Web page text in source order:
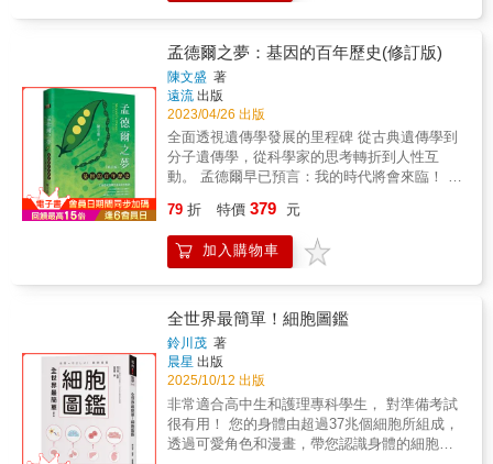
凡：雌性會慎重審視追求者、雄性必須搶地盤
才受青睞、布穀鳥幼雛會把養父母的蛋扔下
樹、幼鳥餓了會哭叫、雄鹿長出美麗的叉角、
瞪羚看到敵人會跳高示警、猴子彼此抓蝨子、
乃至蜜蜂分工合作的社會生活，都是自私基因
的產物。不過，基因沒有意識，怎麼能夠既
「自私」又「合作」呢？道金斯藉本書告訴我
們，這些無關好壞、無關對錯，都是天擇的結
果。然而，基因也讓人類發展出能思辨的大
制。
孟德爾之夢：基因的百年歷史(修訂版)
陳文盛 著
遠流 出版
2023/04/26 出版
全面透視遺傳學發展的里程碑 從古典遺傳學到
分子遺傳學，從科學家的思考轉折到人性互
動。 孟德爾早已預言：我的時代將會來臨！ 完
作佳作獎得主 陳文盛教授 經典力作 果蠅、黴
菌和噬菌體如何貢獻分子生物學的發展？ 華
生、克里克、威爾金斯、佛蘭克林與鮑林如何
會打洞。一開始沒有人知道「基因」的存在！
環遊世界的達爾文與隱身修道院的孟德爾，各
以自己的方式研究遺傳；物理學家戴爾布魯克
嘗試用量子概念解釋突變；薛丁格則以一本小
書吸引許多科學家一起思考基因的神秘。 直到
DNA的發現和遺傳密碼的解開，長達一個世紀
的探索，是科學家經過不斷試誤、拼湊，以一
百年的接力實現了孟德爾的夢，革新了我們對
79 折 特價 379 元
加入購物車
全世界最簡單！細胞圖鑑
鈴川茂 著
晨星 出版
2025/10/12 出版
非常適合高中生和護理專科學生， 對準備考試
很有用！ 您的身體由超過37兆個細胞所組成，
透過可愛角色和漫畫，帶您認識身體的細胞，